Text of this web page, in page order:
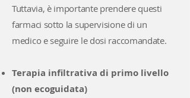
Tuttavia, è importante prendere questi
farmaci sotto la supervisione di un
medico e seguire le dosi raccomandate.
Terapia infiltrativa di primo livello
(non ecoguidata)